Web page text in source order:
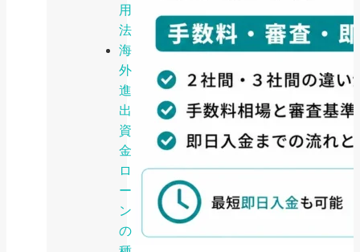
用
法
海
外
進
出
資
金
ロ
ー
ン
の